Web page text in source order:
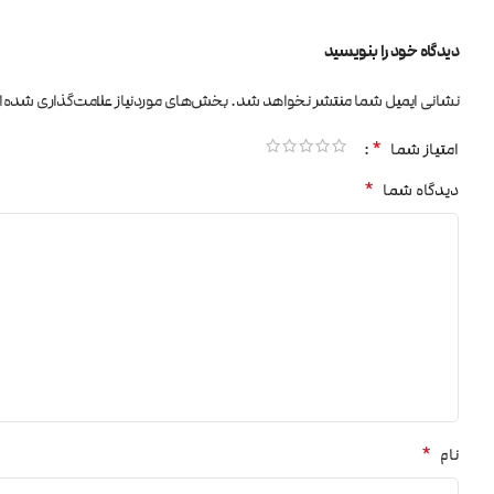
دیدگاه خود را بنویسید
نشانی ایمیل شما منتشر نخواهد شد.بخش‌های موردنیاز علامت‌گذاری
امتیاز شما *
دیدگاه شما *
نام *